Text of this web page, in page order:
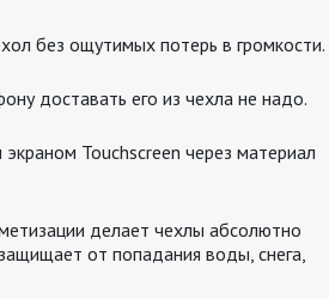
без ощутимых потерь в громкости.
доставать его из чехла не надо.
Touchscreen через материал
делает чехлы абсолютно
от попадания воды, снега,